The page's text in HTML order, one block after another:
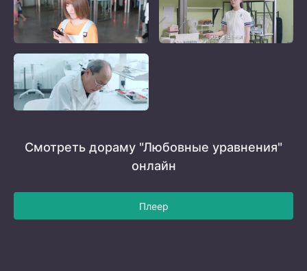
Смотреть дораму "Любовные уравнения"
онлайн
Плеер